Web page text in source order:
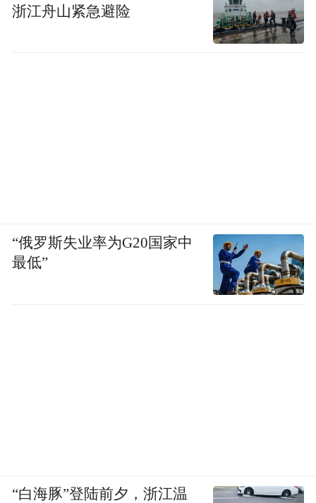
浙江舟山紧急避险
“俄罗斯失业率为G20国家中
最低”
“白海豚”登陆前夕，浙江温